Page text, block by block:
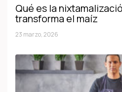
Qué es la
transforma el maíz
23 marzo, 2026